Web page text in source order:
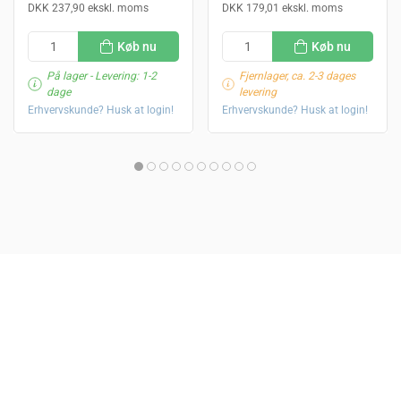
DKK 237,90 ekskl. moms
Køb nu
På lager- Levering: 1-2
dage
Erhvervskunde? Husk at login!
DKK 179,01 ekskl. moms
Køb nu
Fjernlager, ca. 2-3 dages
levering
Erhvervskunde? Husk at login!